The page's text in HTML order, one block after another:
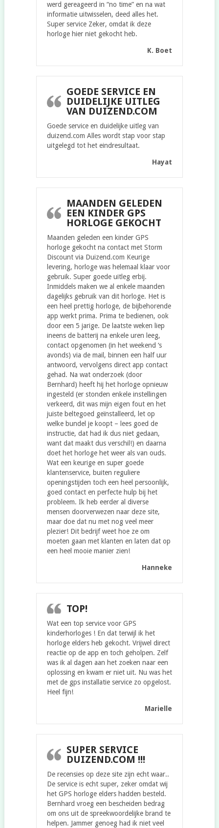
werd gereageerd in “no time” en na wat
informatie uitwisselen, deed alles het.
Super service Zeker, omdat ik deze
horloge hier niet gekocht heb.
K. Boet
GOEDE SERVICE EN
DUIDELIJKE UITLEG
VAN DUIZEND.COM
Goede service en duidelijke uitleg van
duizend.com Alles wordt stap voor stap
uitgelegd tot het eindresultaat.
Hayat
MAANDEN GELEDEN
EEN KINDER GPS
HORLOGE GEKOCHT
Maanden geleden een kinder GPS
horloge gekocht na contact met Storm
Discount via Duizend.com Keurige
levering, horloge was helemaal klaar voor
gebruik. Super goede uitleg erbij.
Inmiddels maken we al enkele maanden
dagelijks gebruik van dit horloge. Het is
een heel prettig horloge, de bijbehorende
app werkt prima. Prima te bedienen, ook
door een 5 jarige. De laatste weken liep
ineens de batterij na enkele uren leeg,
contact opgenomen (in het weekend ‘s
avonds) via de mail, binnen een half uur
antwoord, vervolgens direct app contact
gehad. Na wat onderzoek (door
Bernhard) heeft hij het horloge opnieuw
ingesteld (er stonden enkele instellingen
verkeerd, dit was mijn eigen fout en het
juiste beltegoed geïnstalleerd, let op
welke bundel je koopt – lees goed de
instructie, dat had ik dus niet gedaan,
want dat maakt dus verschil!) en daarna
doet het horloge het weer als van ouds.
Wat een keurige en super goede
klantenservice, buiten reguliere
openingstijden toch een heel persoonlijk,
goed contact en perfecte hulp bij het
probleem. Ik heb eerder al diverse
mensen doorverwezen naar deze site,
maar doe dat nu met nog veel meer
plezier! Dit bedrijf weet hoe ze om
moeten gaan met klanten en laten dat op
een heel mooie manier zien!
Hanneke
TOP!
Wat een top service voor GPS
kinderhorloges ! En dat terwijl ik het
horloge elders heb gekocht. Vrijwel direct
reactie op de app en toch geholpen. Zelf
was ik al dagen aan het zoeken naar een
oplossing en kwam er niet uit. Nu was het
met de gps installatie service zo opgelost.
Heel fijn!
Marielle
SUPER SERVICE
DUIZEND.COM !!!
De recensies op deze site zijn echt waar..
De service is echt super, zeker omdat wij
het GPS horloge elders hadden besteld.
Bernhard vroeg een bescheiden bedrag
om ons uit de spreekwoordelijke brand te
helpen. Jammer genoeg had ik niet veel